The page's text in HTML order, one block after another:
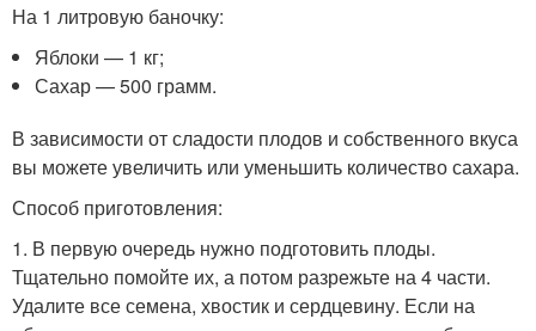
На 1 литровую баночку:
Яблоки — 1 кг;
Сахар — 500 грамм.
В зависимости от сладости плодов и собственного вкуса
вы можете увеличить или уменьшить количество сахара.
Способ приготовления:
1. В первую очередь нужно подготовить плоды.
Тщательно помойте их, а потом разрежьте на 4 части.
Удалите все семена, хвостик и сердцевину. Если на